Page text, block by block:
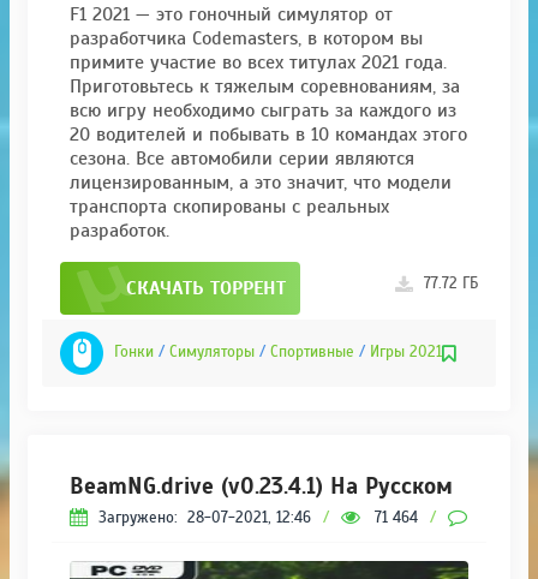
F1 2021 — это гоночный симулятор от
разработчика Codemasters, в котором вы
примите участие во всех титулах 2021 года.
Приготовьтесь к тяжелым соревнованиям, за
всю игру необходимо сыграть за каждого из
20 водителей и побывать в 10 командах этого
сезона. Все автомобили серии являются
лицензированным, а это значит, что модели
транспорта скопированы с реальных
разработок.
СКАЧАТЬ ТОРРЕНТ 77.72 ГБ
Гонки / Симуляторы / Спортивные / Игры 2021
BeamNG.drive (v0.23.4.1) На Русском
Загружено: 28-07-2021, 12:46 / 71 464 /